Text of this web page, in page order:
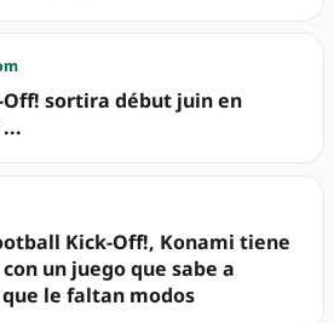
sortira début juin en
Kick-Off!, Konami tiene
un juego que sabe a
le faltan modos